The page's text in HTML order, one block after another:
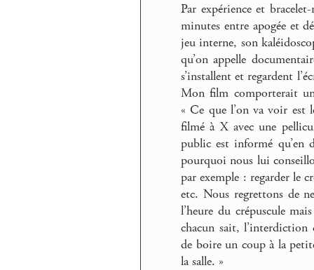
Par expérience et
minutes entre apogée et
jeu interne, son
qu’on appelle
s’installent et regardent
Mon film comporterait
« Ce que l’on va voir est
filmé à X avec une
public est informé qu’en
pourquoi nous lui
par exemple : regarder le
etc. Nous regrettons de
l’heure du crépuscule
chacun sait, l’interdiction
de boire un coup à la
la salle. »